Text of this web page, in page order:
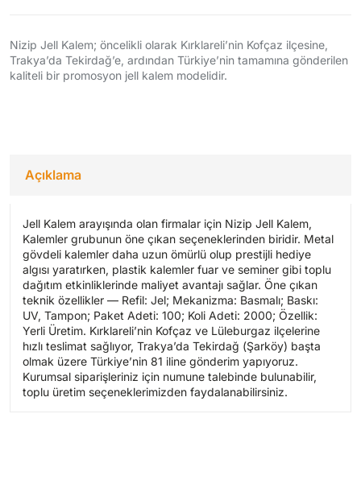
Nizip Jell Kalem; öncelikli olarak Kırklareli’nin Kofçaz ilçesine,
Trakya’da Tekirdağ’e, ardından Türkiye’nin tamamına gönderilen
kaliteli bir promosyon jell kalem modelidir.
Açıklama
Jell Kalem arayışında olan firmalar için Nizip Jell Kalem,
Kalemler grubunun öne çıkan seçeneklerinden biridir. Metal
gövdeli kalemler daha uzun ömürlü olup prestijli hediye
algısı yaratırken, plastik kalemler fuar ve seminer gibi toplu
dağıtım etkinliklerinde maliyet avantajı sağlar. Öne çıkan
teknik özellikler — Refil: Jel; Mekanizma: Basmalı; Baskı:
UV, Tampon; Paket Adeti: 100; Koli Adeti: 2000; Özellik:
Yerli Üretim. Kırklareli’nin Kofçaz ve Lüleburgaz ilçelerine
hızlı teslimat sağlıyor, Trakya’da Tekirdağ (Şarköy) başta
olmak üzere Türkiye’nin 81 iline gönderim yapıyoruz.
Kurumsal siparişleriniz için numune talebinde bulunabilir,
toplu üretim seçeneklerimizden faydalanabilirsiniz.